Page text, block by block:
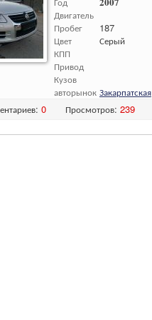
Двигатель
Пробег
Цвет
КПП
Привод
Кузов
авторынок
187
Серый
Закарпатская
0 Просмотров: 239